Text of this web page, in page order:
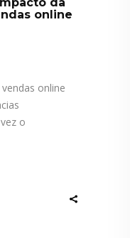
online
online
o